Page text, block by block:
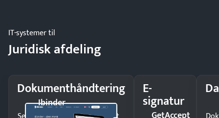
IT-systemer til
Juridisk afdeling
Dokumenthåndtering
Ibinder
E-
signatur